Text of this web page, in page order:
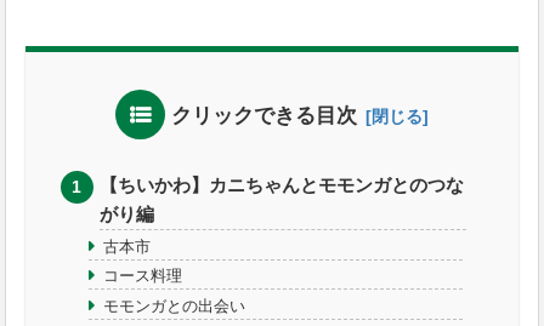
クリックできる目次
【ちいかわ】カニちゃんとモモンガとのつな
がり編
古本市
コース料理
モモンガとの出会い